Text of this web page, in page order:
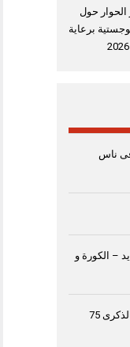
2026” يعزز الحوار حول
برعاية
ناس
– الكورة و
جوجل تحتفل بالذكرى 75